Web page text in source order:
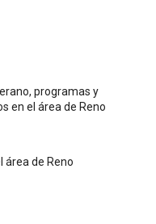
programas y
en el área de Reno
área de Reno